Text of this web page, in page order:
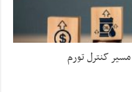
کنترل تورم